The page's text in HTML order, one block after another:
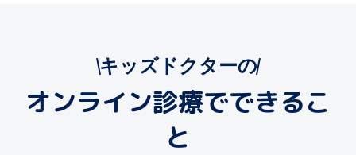
キッズドクターの
オンライン診療でできるこ
と